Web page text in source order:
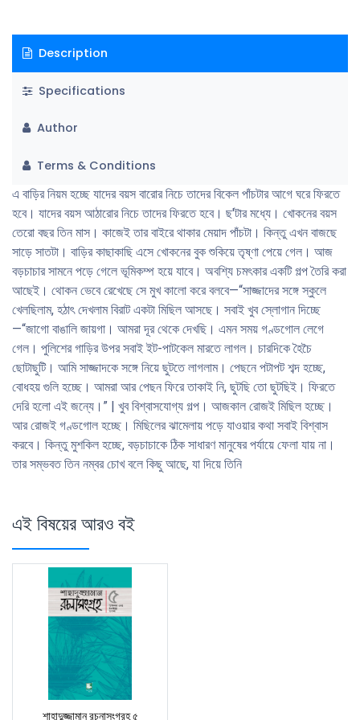
Description
Specifications
Author
Terms & Conditions
এ বাড়ির নিয়ম হচ্ছে যাদের বয়স বারাের নিচে তাদের বিকেল পাঁচটার আগে ঘরে ফিরতে
হবে। যাদের বয়স আঠারাের নিচে তাদের ফিরতে হবে। ছ'টার মধ্যে। খােকনের বয়স
তেরাে বছর তিন মাস। কাজেই তার বাইরে থাকার মেয়াদ পাঁচটা। কিন্তু এখন বাজছে
সাড়ে সাতটা। বাড়ির কাছাকাছি এসে খােকনের বুক শুকিয়ে তৃষ্ণা পেয়ে গেল। আজ
বড়চাচার সামনে পড়ে গেলে ভূমিকম্প হয়ে যাবে। অবশ্যি চমৎকার একটি গল্প তৈরি করা
আছেই। থােকন ভেবে রেখেছে সে মুখ কালাে করে বলবে—“সাজ্জাদের সঙ্গে স্কুলে
খেলছিলাম, হঠাৎ দেখলাম বিরাট একটা মিছিল আসছে। সবাই খুব স্লোগান দিচ্ছে
—“জাগাে বাঙালি জায়গা। আমরা দূর থেকে দেখছি। এমন সময় গণ্ডগােল লেগে
গেল। পুলিশের গাড়ির উপর সবাই ইট-পাটকেল মারতে লাগল। চারদিকে হৈচৈ
ছােটাছুটি। আমি সাজ্জাদকে সঙ্গে নিয়ে ছুটতে লাগলাম। পেছনে পটাপট শব্দ হচ্ছে,
বােধহয় গুলি হচ্ছে। আমরা আর পেছন ফিরে তাকাই নি, ছুটছি তাে ছুটছিই। ফিরতে
দেরি হলাে এই জন্যে।” | খুব বিশ্বাসযােগ্য গল্প। আজকাল রােজই মিছিল হচ্ছে।
আর রােজই গণ্ডগােল হচ্ছে। মিছিলের ঝামেলায় পড়ে যাওয়ার কথা সবাই বিশ্বাস
করবে। কিন্তু মুশকিল হচ্ছে, বড়চাচাকে ঠিক সাধারণ মানুষের পর্যায়ে ফেলা যায় না।
তার সম্ভবত তিন নম্বর চোখ বলে কিছু আছে, যা দিয়ে তিনি
এই বিষয়ের আরও বই
শাহাদুজ্জামান রচনাসংগ্রহ ৫